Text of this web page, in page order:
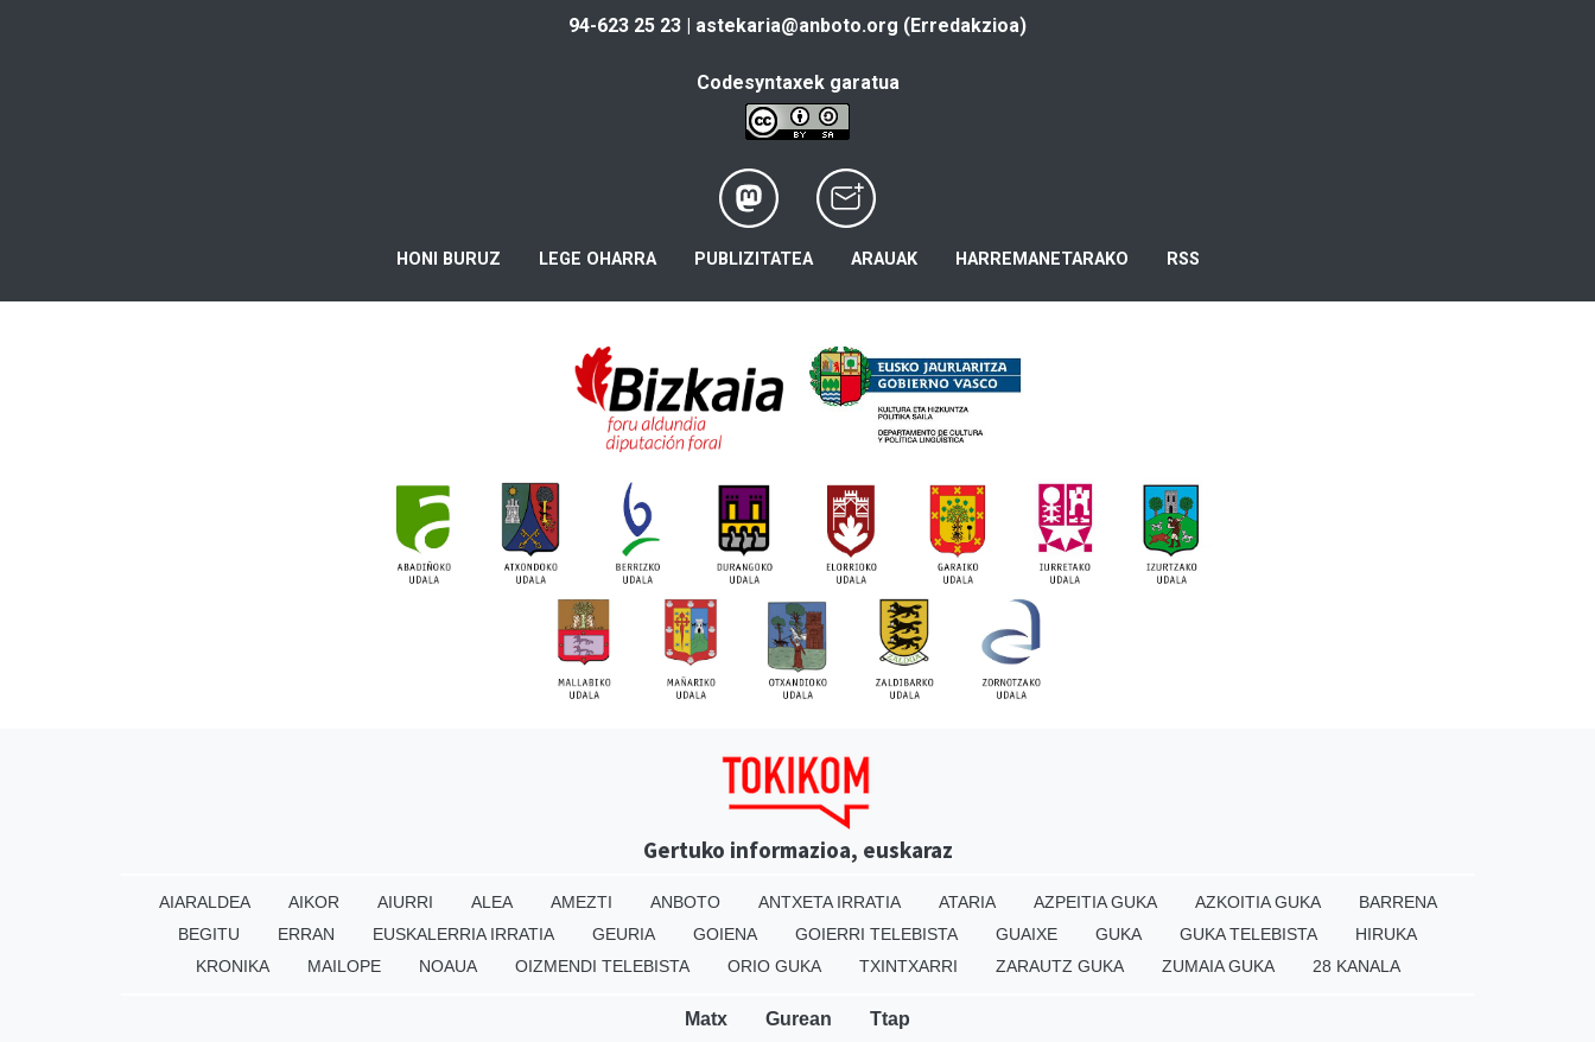
94-623 25 23 | astekaria@anboto.org (Erredakzioa)
Codesyntaxek garatua
HONI BURUZ LEGE OHARRA PUBLIZITATEA ARAUAK HARREMANETARAKO RSS
Gertuko informazioa, euskaraz
AIARALDEA AIKOR AIURRI ALEA AMEZTI ANBOTO ANTXETA IRRATIA ATARIA AZPEITIA GUKA AZKOITIA GUKA
BARRENA
BEGITU
ERRAN EUSKALERRIA IRRATIA GEURIA GOIENA GOIERRI TELEBISTA GUAIXE GUKA GUKA TELEBISTA
HIRUKA
KRONIKA
MAILOPE NOAUA OIZMENDI TELEBISTA ORIO GUKA TXINTXARRI ZARAUTZ GUKA ZUMAIA GUKA 28 KANALA
Matx Gurean Ttap